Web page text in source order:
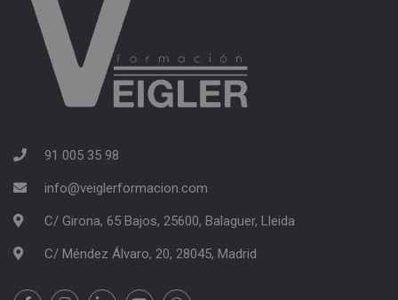
91 005 35 98
info@veiglerformacion.com
C/ Girona, 65 Bajos, 25600, Balaguer, Lleida
C/ Méndez Álvaro, 20, 28045, Madrid